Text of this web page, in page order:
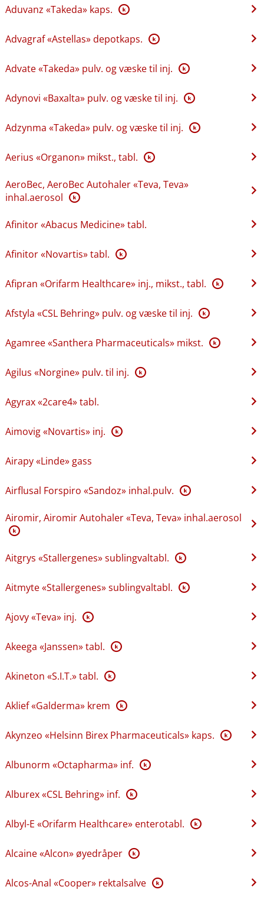
Aduvanz «Takeda» kaps. K
Advagraf «Astellas» depotkaps. K
Advate «Takeda» pulv. og væske til inj. K
Adynovi «Baxalta» pulv. og væske til inj. K
Adzynma «Takeda» pulv. og væske til inj. K
Aerius «Organon» mikst., tabl. K
AeroBec, AeroBec Autohaler «Teva, Teva»
inhal.aerosol K
Afinitor «Abacus Medicine» tabl.
Afinitor «Novartis» tabl. K
Afipran «Orifarm Healthcare» inj., mikst., tabl. K
Afstyla «CSL Behring» pulv. og væske til inj. K
Agamree «Santhera Pharmaceuticals» mikst. K
Agilus «Norgine» pulv. til inj. K
Agyrax «2care4» tabl.
Aimovig «Novartis» inj. K
Airapy «Linde» gass
Airflusal Forspiro «Sandoz» inhal.pulv. K
Airomir, Airomir Autohaler «Teva, Teva» inhal.aerosol
K
Aitgrys «Stallergenes» sublingvaltabl. K
Aitmyte «Stallergenes» sublingvaltabl. K
Ajovy «Teva» inj. K
Akeega «Janssen» tabl. K
Akineton «S.I.T.» tabl. K
Aklief «Galderma» krem K
Akynzeo «Helsinn Birex Pharmaceuticals» kaps. K
Albunorm «Octapharma» inf. K
Alburex «CSL Behring» inf. K
Albyl-E «Orifarm Healthcare» enterotabl. K
Alcaine «Alcon» øyedråper K
Alcos-Anal «Cooper» rektalsalve K